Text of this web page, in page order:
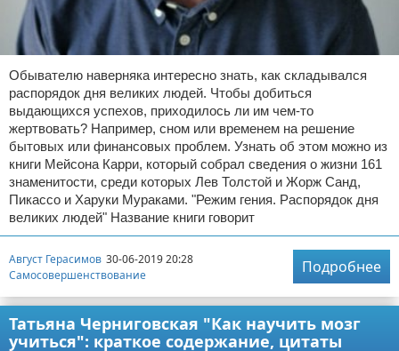
Обывателю наверняка интересно знать, как складывался
распорядок дня великих людей. Чтобы добиться
выдающихся успехов, приходилось ли им чем-то
жертвовать? Например, сном или временем на решение
бытовых или финансовых проблем. Узнать об этом можно из
книги Мейсона Карри, который собрал сведения о жизни 161
знаменитости, среди которых Лев Толстой и Жорж Санд,
Пикассо и Харуки Мураками. "Режим гения. Распорядок дня
великих людей" Название книги говорит
Август Герасимов 30-06-2019 20:28
Самосовершенствование
Подробнее
Татьяна Черниговская "Как научить мозг
учиться": краткое содержание, цитаты